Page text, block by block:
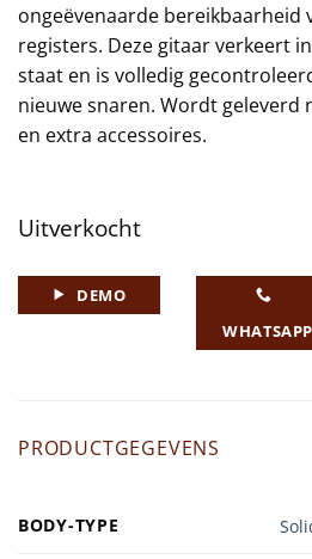
ongeëvenaarde bereikbaarheid
registers. Deze gitaar verkeert
staat en is volledig
nieuwe snaren. Wordt geleverd
en extra accessoires.
Uitverkocht
DEMO
WHATSAPP
PRODUCTGEGEVENS
BODY-TYPE